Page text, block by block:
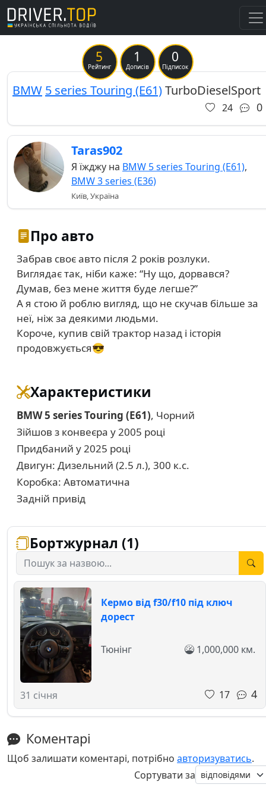
5
Рейтинг
1
Дописів
0
Підписок
Previous
BMW 5 series Touring (E61)TurboDieselSport
24 0
Taras902
Я їжджу на BMW 5 series Touring (E61),
BMW 3 series (E36)
Київ, Україна
Про авто
Забрав своє авто після 2 років розлуки.
Виглядає так, ніби каже: “Ну що, дорвався?
Думав, без мене життя буде легше?”
А я стою й роблю вигляд, що не скучав більше за
неї, ніж за деякими людьми.
Короче, купив свій трактор назад і історія
продовжується😎
Характеристики
BMW 5 series Touring (E61), Чорний
Зійшов з конвеєра у 2005 році
Придбаний у 2025 році
Двигун: Дизельний (2.5 л.), 300 к.с.
Коробка: Автоматична
Задній привід
Бортжурнал (1)
Кермо від f30/f10 під ключ
дорест
31 січня
Тюнінг 1,000,000 км.
17 4
Коментарі
Щоб залишати коментарі, потрібно авторизуватись.
Сортувати за